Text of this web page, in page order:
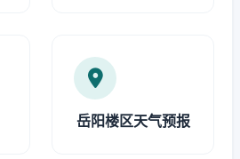
岳阳楼区天气预报